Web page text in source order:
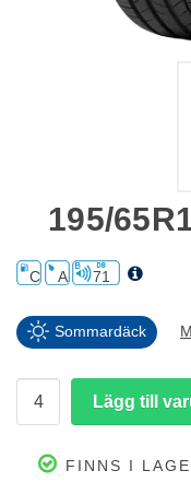
195/
C A 71
Sommardäck
FINNS I